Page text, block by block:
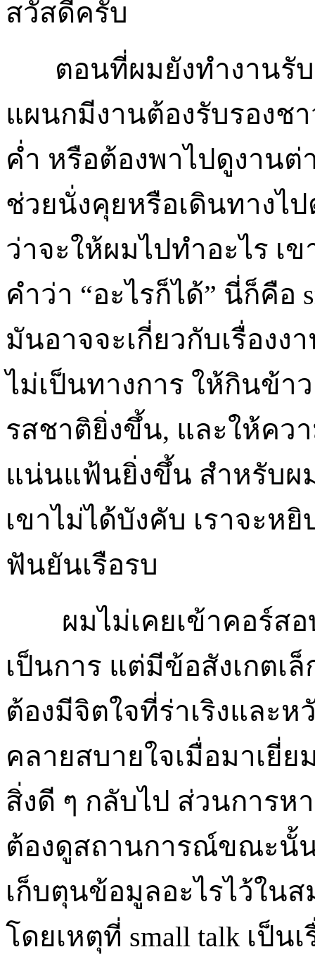
สวัสดีครับ
ตอนที่ผมยังทำงานรับ
แผนกมีงานต้องรับรองช
ค่ำ หรือต้องพาไปดูงานต่
ช่วยนั่งคุยหรือเดินทางไ
ว่าจะให้ผมไปทำอะไร เ
คำว่า “อะไรก็ได้” นี่ก็คื
มันอาจจะเกี่ยวกับเรื่องง
ไม่เป็นทางการ ให้กินข้า
รสชาติยิ่งขึ้น, และให้คว
แน่นแฟ้นยิ่งขึ้น สำหรับผ
เขาไม่ได้บังคับ เราจะห
ฟันยันเรือรบ
ผมไม่เคยเข้าคอร์สอบ
เป็นการ แต่มีข้อสังเกตเ
ต้องมีจิตใจที่ร่าเริงและ
คลายสบายใจเมื่อมาเยี่
สิ่งดี ๆ กลับไป ส่วนการห
ต้องดูสถานการณ์ขณะนั้
เก็บตุนข้อมูลอะไรไว้ใน
โดยเหตุที่ small talk เป็